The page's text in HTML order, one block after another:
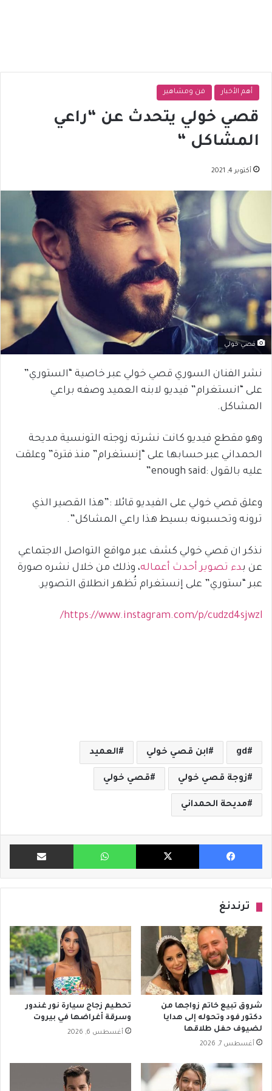
أهم الأخبار فن ومشاهير
قصي خولي يتحدث عن “راعي
المشاكل “
أكتوبر 4, 2021
قصي خولي
نشر الفنان السوري قصي خولي عبر خاصية “الستوري”
على “انستغرام” فيديو لابنه العميد وصفه براعي
المشاكل.
وهو مقطع فيديو كانت نشرته زوجته التونسية مديحة
الحمداني عبر حسابها على “إنستغرام” منذ فترة” وعلقت
عليه بالقول :enough said”
وعلق قصي خولي على الفيديو قائلا :”هذا القصير الذي
ترونه وتحسبونه بسيط هذا راعي المشاكل”.
نذكر ان قصي خولي كشف عبر مواقع التواصل الاجتماعي
عن بدء تصوير أحدث أعماله، وذلك من خلال نشره صورة
عبر “ستوري” على إنستغرام تُظهر انطلاق التصوير.
https://www.instagram.com/p/cudzd4sjwzl/
gd ابن قصي خولي العميد
زوجة قصي خولي قصي خولي
مديحة الحمداني
فيسبوك X واتساب مشاركة
ترندنغ
شروق تبيع خاتم زواجها من
دكتور فود وتحوله إلى هدايا
لضيوف حفل طلاقها
أغسطس 7, 2026
تحطيم زجاج سيارة نور غندور
وسرقة أغراضها في بيروت
أغسطس 6, 2026